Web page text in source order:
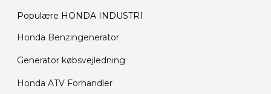
Populære HONDA INDUSTRI
Honda Benzingenerator
Generator købsvejledning
Honda ATV Forhandler